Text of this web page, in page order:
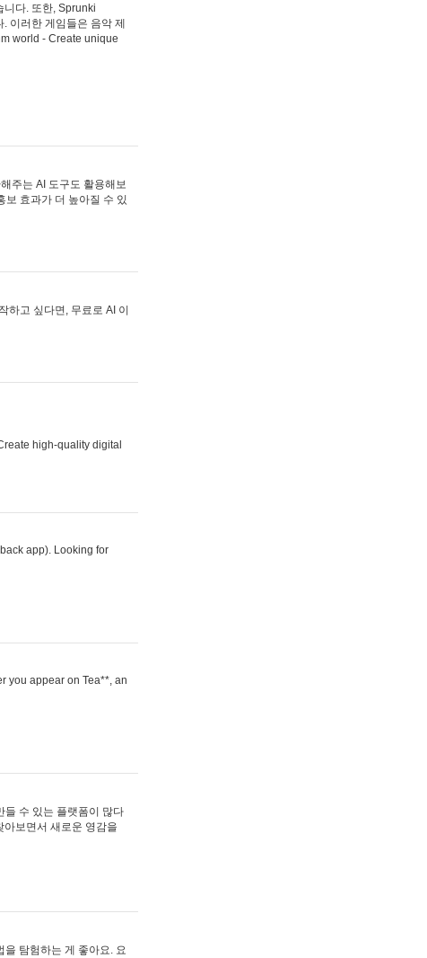
니다. 또한, Sprunki
이러한 게임들은 음악 제
world - Create unique
주는 AI 도구도 활용해보
효과가 더 높아질 수 있
하고 싶다면, 무료로 AI 이
high-quality digital
app). Looking for
you appear on Tea**, an
들 수 있는 플랫폼이 많다
아보면서 새로운 영감을
탐험하는 게 좋아요. 요